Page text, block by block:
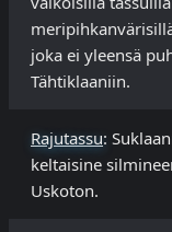
joka ei yleensä
Tähtiklaaniin.
Rajutassu:
keltaisine
Uskoton.